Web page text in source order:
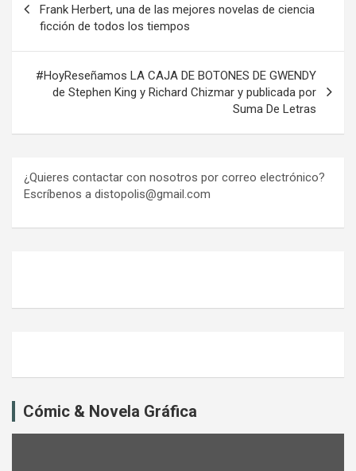
de
entradas
Frank Herbert, una de las mejores novelas de ciencia
ficción de todos los tiempos
#HoyReseñamos LA CAJA DE BOTONES DE GWENDY
de Stephen King y Richard Chizmar y publicada por
Suma De Letras
¿Quieres contactar con nosotros por correo electrónico?
Escríbenos a distopolis@gmail.com
Cómic & Novela Gráfica